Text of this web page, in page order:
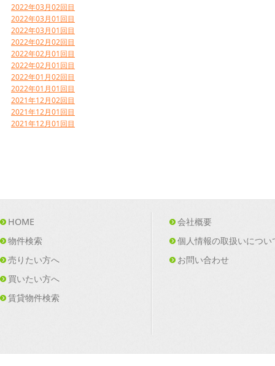
2022年03月02回目
2022年03月01回目
2022年03月01回目
2022年02月02回目
2022年02月01回目
2022年02月01回目
2022年01月02回目
2022年01月01回目
2021年12月02回目
2021年12月01回目
2021年12月01回目
HOME
物件検索
売りたい方へ
買いたい方へ
賃貸物件検索
会社概要
個人情報の取扱いについ
お問い合わせ